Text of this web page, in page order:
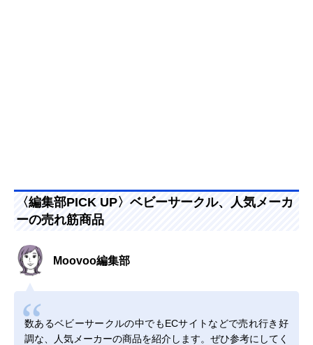
〈編集部PICK UP〉ベビーサークル、人気メーカ
ーの売れ筋商品
Moovoo編集部
数あるベビーサークルの中でもECサイトなどで売れ行き好
調な、人気メーカーの商品を紹介します。ぜひ参考にしてく